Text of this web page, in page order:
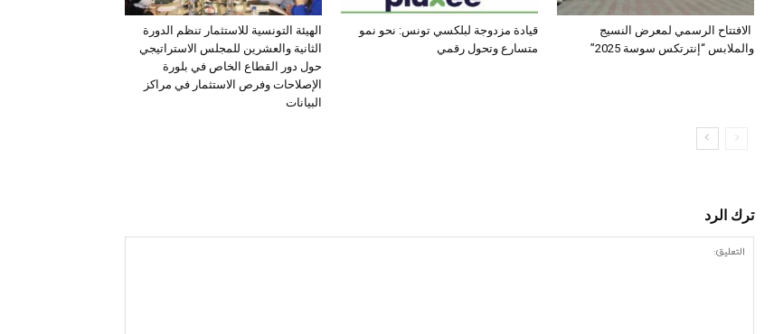
الهيئة التونسية للاستثمار تنظم الدورة
الثانية والعشرين للمجلس الاستراتيجي
حول دور القطاع الخاص في بلورة
الإصلاحات وفرص الاستثمار في مراكز
البيانات
قيادة مزدوجة لبلكسي تونس: نحو نمو
متسارع وتحول رقمي
الافتتاح الرسمي لمعرض النسيج
والملابس “إنترتكس سوسة 2025”
ترك الرد